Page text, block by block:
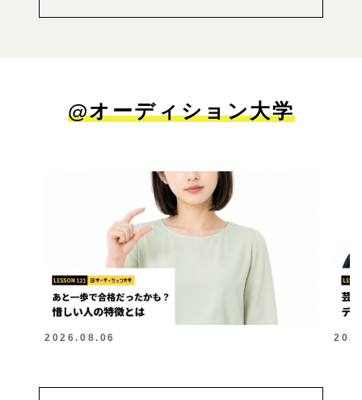
@オーディション大学
2026.08.06